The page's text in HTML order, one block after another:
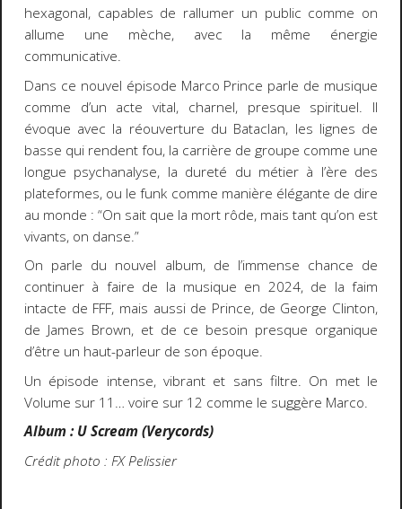
hexagonal, capables de rallumer un public comme on
allume une mèche, avec la même énergie
communicative.
Dans ce nouvel épisode Marco Prince parle de musique
comme d’un acte vital, charnel, presque spirituel. Il
évoque avec la réouverture du Bataclan, les lignes de
basse qui rendent fou, la carrière de groupe comme une
longue psychanalyse, la dureté du métier à l’ère des
plateformes, ou le funk comme manière élégante de dire
au monde : “On sait que la mort rôde, mais tant qu’on est
vivants, on danse.”
On parle du nouvel album, de l’immense chance de
continuer à faire de la musique en 2024, de la faim
intacte de FFF, mais aussi de Prince, de George Clinton,
de James Brown, et de ce besoin presque organique
d’être un haut-parleur de son époque.
Un épisode intense, vibrant et sans filtre. On met le
Volume sur 11… voire sur 12 comme le suggère Marco.
Album : U Scream (Verycords)
Crédit photo : FX Pelissier